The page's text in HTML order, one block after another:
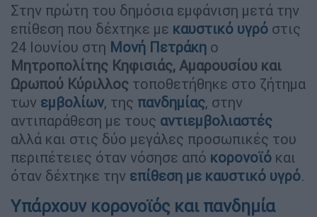
Στην πρώτη του δημόσια εμφάνιση μετά την
επίθεση που δέχτηκε με καυστικό υγρό στις
24 Ιουνίου στη Μονή Πετράκη ο
Μητροπολίτης Κηφισιάς, Αμαρουσίου και
Ωρωπού Κύριλλος τοποθετήθηκε στο ζήτημα
των εμβολίων, της πανδημίας, στην
αντιπαράθεση με τους αντιεμβολιαστές
αλλά και στις δύο μεγάλες προσωπικές του
περιπέτειες όταν νόσησε από κορονοϊό και
όταν δέχτηκε την επίθεση με καυστικό υγρό.
Υπάρχουν κορονοϊός και πανδημία